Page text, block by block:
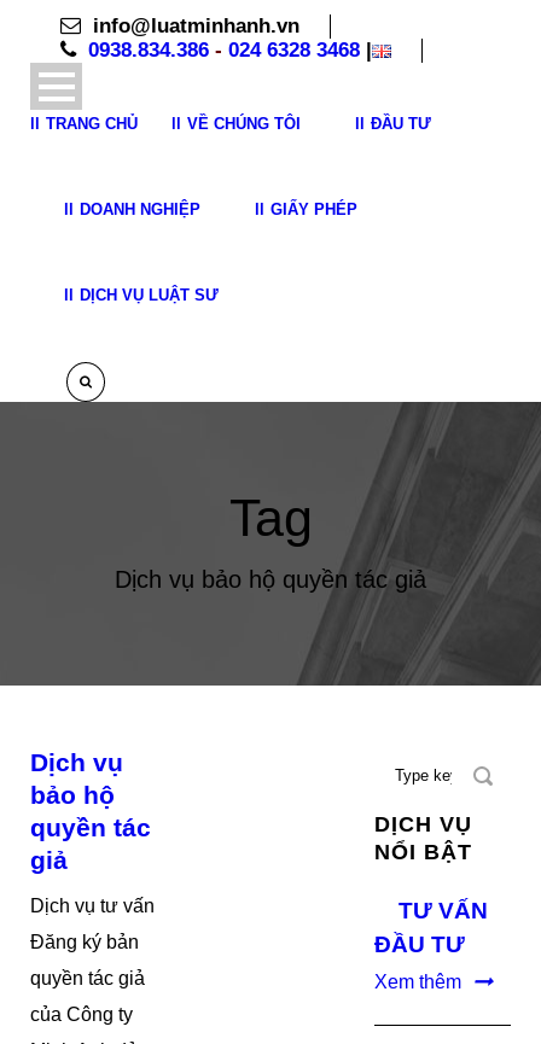
info@luatminhanh.vn
0938.834.386 - 024 6328 3468 |
TRANG CHỦ VỀ CHÚNG TÔI ĐẦU TƯ
DOANH NGHIỆP GIẤY PHÉP
DỊCH VỤ LUẬT SƯ
Tag
Dịch vụ bảo hộ quyền tác giả
Dịch vụ
bảo hộ
quyền tác
giả
Dịch vụ tư vấn
Đăng ký bản
quyền tác giả
của Công ty
DỊCH VỤ
NỔI BẬT
TƯ VẤN
ĐẦU TƯ
Xem thêm